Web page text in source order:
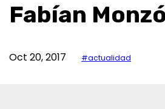
Fabían
Oct 20, 2017 #actualidad